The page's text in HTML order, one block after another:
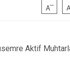
Aktif